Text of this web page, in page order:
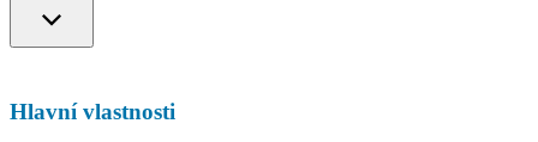
Hlavní vlastnosti